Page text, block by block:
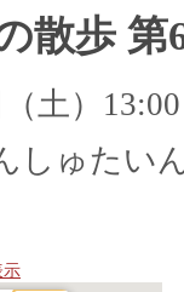
散歩 第
土）
ゅたい
示